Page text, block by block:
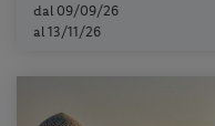
dal 09/09/26
al 13/11/26